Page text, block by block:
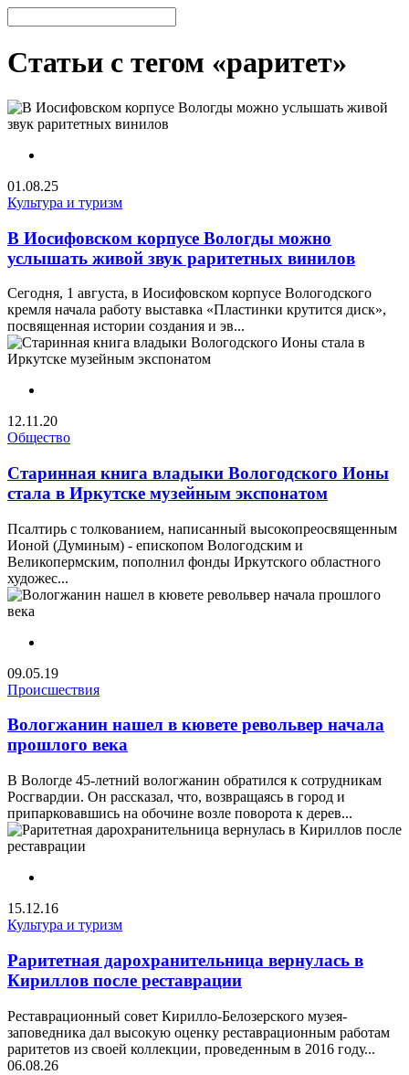
Статьи с тегом «раритет»
01.08.25
Культура и туризм
В Иосифовском корпусе Вологды можно
услышать живой звук раритетных винилов
Сегодня, 1 августа, в Иосифовском корпусе Вологодского
кремля начала работу выставка «Пластинки крутится диск»,
посвященная истории создания и эв...
12.11.20
Общество
Старинная книга владыки Вологодского Ионы
стала в Иркутске музейным экспонатом
Псалтирь с толкованием, написанный высокопреосвященным
Ионой (Думиным) - епископом Вологодским и
Великопермским, пополнил фонды Иркутского областного
художес...
09.05.19
Происшествия
Вологжанин нашел в кювете револьвер начала
прошлого века
В Вологде 45-летний вологжанин обратился к сотрудникам
Росгвардии. Он рассказал, что, возвращаясь в город и
припарковавшись на обочине возле поворота к дерев...
15.12.16
Культура и туризм
Раритетная дарохранительница вернулась в
Кириллов после реставрации
Реставрационный совет Кирилло-Белозерского музея-
заповедника дал высокую оценку реставрационным работам
раритетов из своей коллекции, проведенным в 2016 году...
06.08.26